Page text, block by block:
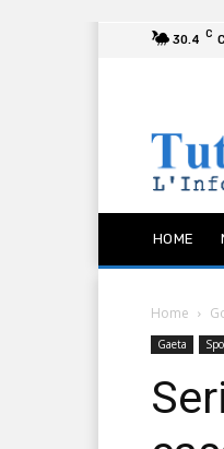
30.4 C
HOME
Home
Gaeta